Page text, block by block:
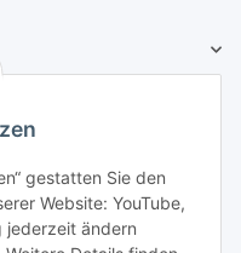
gestatten Sie den
Website: YouTube,
jederzeit ändern